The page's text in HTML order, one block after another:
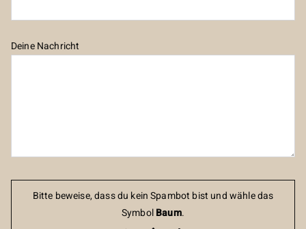
Deine Nachricht
Bitte beweise, dass du kein Spambot bist und wähle das
SymbolBaum.